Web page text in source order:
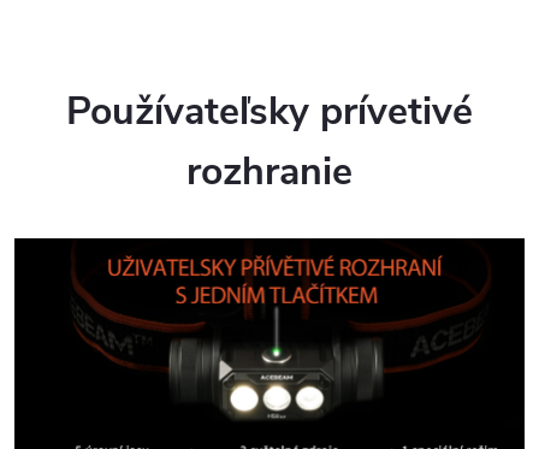
Používateľsky prívetivé
rozhranie